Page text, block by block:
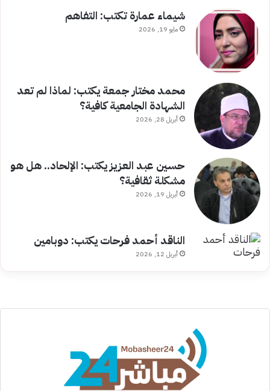
شيماء عمارة تكتب: التفاهم
مايو 19, 2026
محمد مختار جمعة يكتب: لماذا لم تعد
الشهادة الجامعية كافية؟
أبريل 28, 2026
حسين عبد العزيز يكتب: الإلحاد.. هل هو
مشكلة ثقافية؟
أبريل 19, 2026
الناقد أحمد فرحات يكتب: دوبامين
أبريل 12, 2026